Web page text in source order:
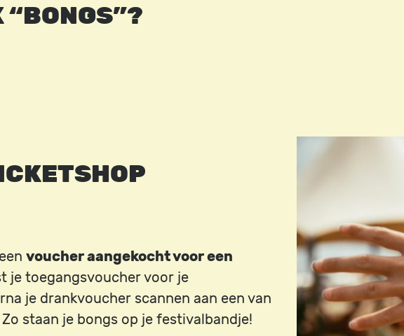
“BONGS”?
voucher aangekocht voor een
je toegangsvoucher voor je
je drankvoucher scannen aan een van
staan je bongs op je festivalbandje!